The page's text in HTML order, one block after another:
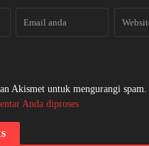
Akismet untuk mengurangi spam.
Anda diproses